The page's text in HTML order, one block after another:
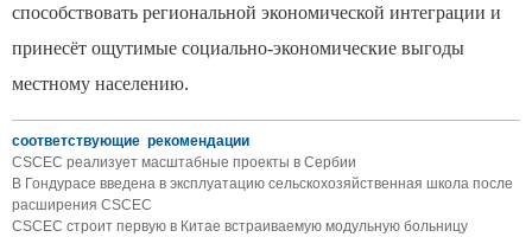
способствовать региональной экономической интеграции и
принесёт ощутимые социально-экономические выгоды
местному населению.
соответствующие рекомендации
CSCEC реализует масштабные проекты в Сербии
В Гондурасе введена в эксплуатацию сельскохозяйственная школа после
расширения CSCEC
CSCEC строит первую в Китае встраиваемую модульную больницу